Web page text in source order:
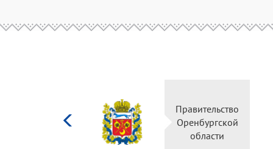
Министерство
культуры
Российской
федерации